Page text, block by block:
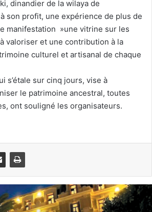
dinandier de la wilaya de
son profit, une expérience de plus de
manifestation »une vitrine sur les
valoriser et une contribution à la
culturel et artisanal de chaque
s’étale sur cinq jours, vise à
le patrimoine ancestral, toutes
ont souligné les organisateurs.